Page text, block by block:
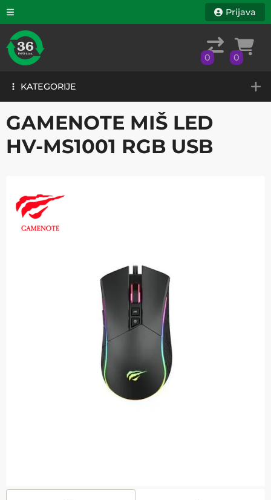
KATEGORIJE
Prijava
0 0
KATEGORIJE
GAMENOTE MIŠ LED
HV-MS1001 RGB USB